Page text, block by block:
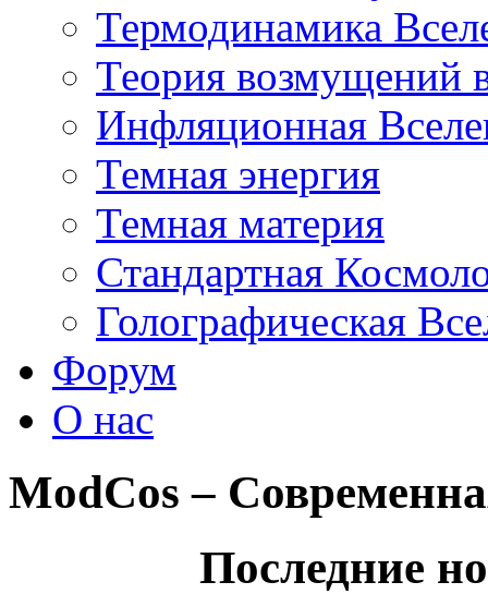
Термодинамика
Теория возмущений
Инфляционная
Темная энергия
Темная материя
Стандартная
Голографическая
Форум
О нас
ModCos –
Последние